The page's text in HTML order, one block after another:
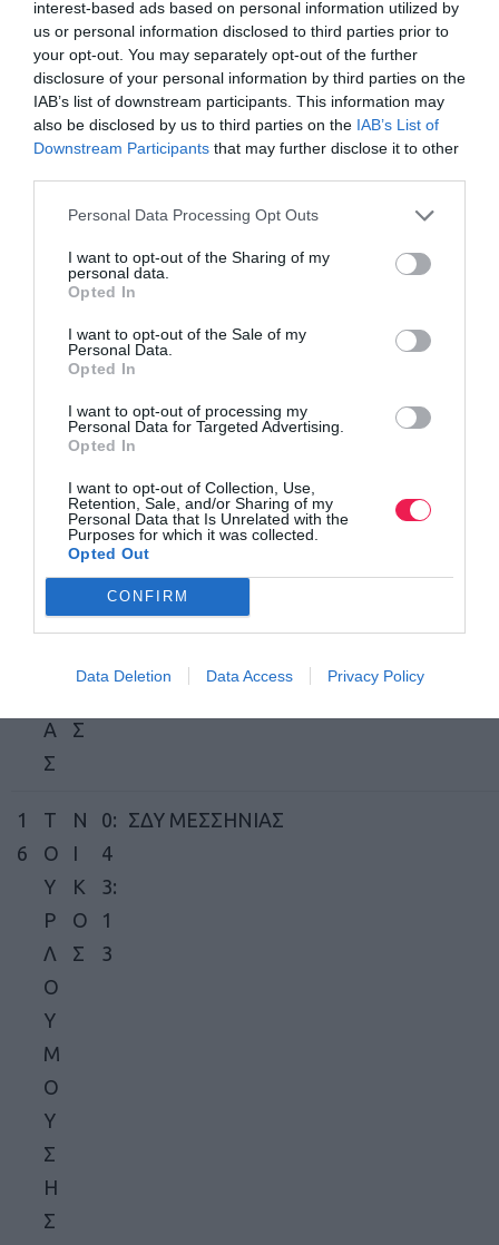
interest-based ads based on personal information utilized by
us or personal information disclosed to third parties prior to
your opt-out. You may separately opt-out of the further
disclosure of your personal information by third parties on the
IAB’s list of downstream participants. This information may
also be disclosed by us to third parties on the IAB’s List of
Downstream Participants that may further disclose it to other
Personal Data Processing Opt Outs
I want to opt-out of the Sharing of my
personal data.
Opted In
I want to opt-out of the Sale of my
Personal Data.
Opted In
I want to opt-out of processing my
Personal Data for Targeted Advertising.
Opted In
I want to opt-out of Collection, Use,
Retention, Sale, and/or Sharing of my
Personal Data that Is Unrelated with the
Purposes for which it was collected.
Opted Out
CONFIRM
Data Deletion Data Access Privacy Policy
Ω
Ρ
Γ
Α
Μ
Η
Τ
Ρ
Σ
2:
2
2
Α
Α
Σ
Ν
Ι
Κ
Ο
Η
Σ
4
2:
3
6
1
6
Τ
Ο
Υ
Ρ
Λ
Ο
Υ
Μ
Ο
Υ
Σ
Η
Σ
Ν
Ι
Κ
Ο
Σ
0:
4
3:
1
3
ΣΔΥ ΜΕΣΣΗΝΙΑΣ